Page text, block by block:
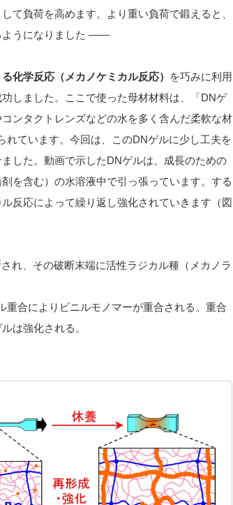
て負荷を高めます。より重い負荷で鍛えると、
ようになりました ――
化学反応（メカノケミカル反応）
を巧みに利用
しました。ここで使った母材材料は、「DNゲ
ンタクトレンズなどの水を多く含んだ柔軟な材
ています。今回は、このDNゲルに少し工夫を
した。動画で示したDNゲルは、成長のための
を含む）の水溶液中で引っ張っています。する
反応によって繰り返し強化されていきます（図
れ、その破断末端に活性ラジカル種（メカノラ
合によりビニルモノマーが重合される。重合
は強化される。